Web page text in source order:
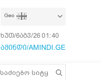
Geo
ხუთ/6აგვ/26 01:40:21
ამინდი/AMINDI.GE